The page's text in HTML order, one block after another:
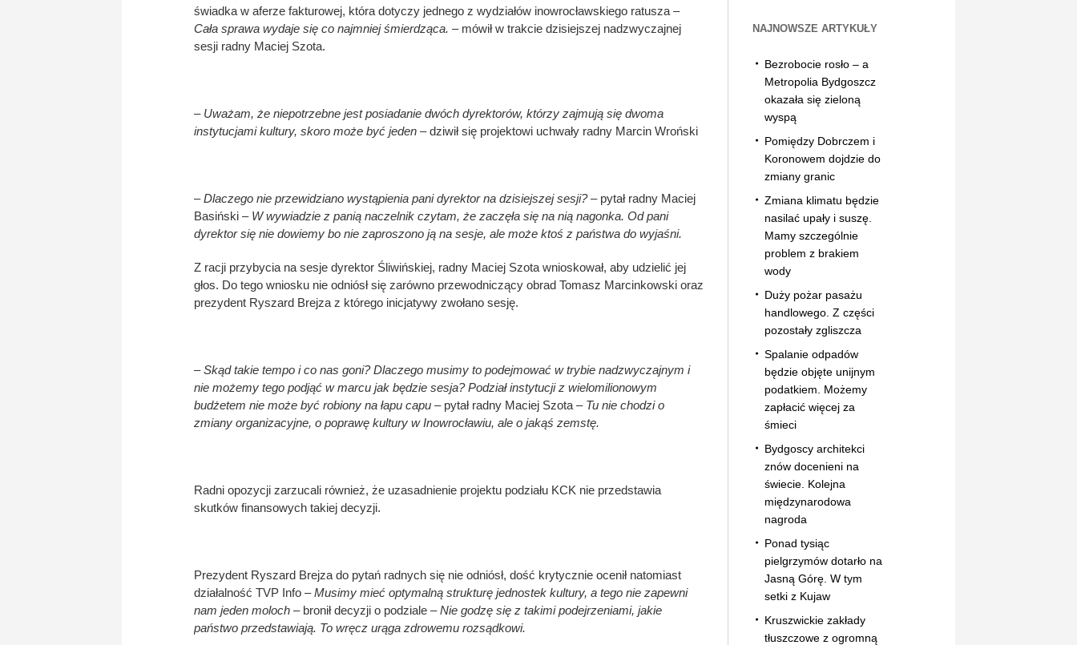
świadka w aferze fakturowej, która dotyczy jednego z wydziałów inowrocławskiego ratusza –
Cała sprawa wydaje się co najmniej śmierdząca. –mówił w trakcie dzisiejszej nadzwyczajnej
sesji radny Maciej Szota.
– Uważam, że niepotrzebne jest posiadanie dwóch dyrektorów, którzy zajmują się dwoma
instytucjami kultury, skoro może być jeden – dziwił się projektowi uchwały radny Marcin Wroński
– Dlaczego nie przewidziano wystąpienia pani dyrektor na dzisiejszej sesji?– pytał radny Maciej
Basiński – W wywiadzie z panią naczelnik czytam, że zaczęła się na nią nagonka. Od pani
dyrektor się nie dowiemy bo nie zaproszono ją na sesje, ale może ktoś z państwa do wyjaśni.
Z racji przybycia na sesje dyrektor Śliwińskiej, radny Maciej Szota wnioskował, aby udzielić jej
głos. Do tego wniosku nie odniósł się zarówno przewodniczący obrad Tomasz Marcinkowski oraz
prezydent Ryszard Brejza z którego inicjatywy zwołano sesję.
– Skąd takie tempo i co nas goni? Dlaczego musimy to podejmować w trybie nadzwyczajnym i
nie możemy tego podjąć w marcu jak będzie sesja? Podział instytucji z wielomilionowym
budżetem nie może być robiony na łapu capu – pytał radny Maciej Szota –Tu nie chodzi o
zmiany organizacyjne, o poprawę kultury w Inowrocławiu, ale o jakąś zemstę.
Radni opozycji zarzucali również, że uzasadnienie projektu podziału KCK nie przedstawia
skutków finansowych takiej decyzji.
Prezydent Ryszard Brejza do pytań radnych się nie odniósł, dość krytycznie ocenił natomiast
działalność TVP Info –Musimy mieć optymalną strukturę jednostek kultury, a tego nie zapewni
nam jeden moloch – bronił decyzji o podziale –Nie godzę się z takimi podejrzeniami, jakie
państwo przedstawiają. To wręcz urąga zdrowemu rozsądkowi.
NAJNOWSZE ARTYKUŁY
Bezrobocie rosło – a
Metropolia Bydgoszcz
okazała się zieloną
wyspą
Pomiędzy Dobrczem i
Koronowem dojdzie do
zmiany granic
Zmiana klimatu będzie
nasilać upały i suszę.
Mamy szczególnie
problem z brakiem
wody
Duży pożar pasażu
handlowego. Z części
pozostały zgliszcza
Spalanie odpadów
będzie objęte unijnym
podatkiem. Możemy
zapłacić więcej za
śmieci
Bydgoscy architekci
znów docenieni na
świecie. Kolejna
międzynarodowa
nagroda
Ponad tysiąc
pielgrzymów dotarło na
Jasną Górę. W tym
setki z Kujaw
Kruszwickie zakłady
tłuszczowe z ogromną